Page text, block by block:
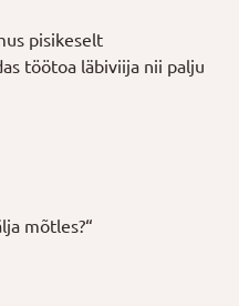
pisikeselt
töötoa läbiviija nii palju
mõtles?“